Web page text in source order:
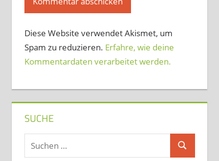
Diese Website verwendet Akismet, um
Spam zu reduzieren. Erfahre, wie deine
Kommentardaten verarbeitet werden.
SUCHE
Suchen
Suchen